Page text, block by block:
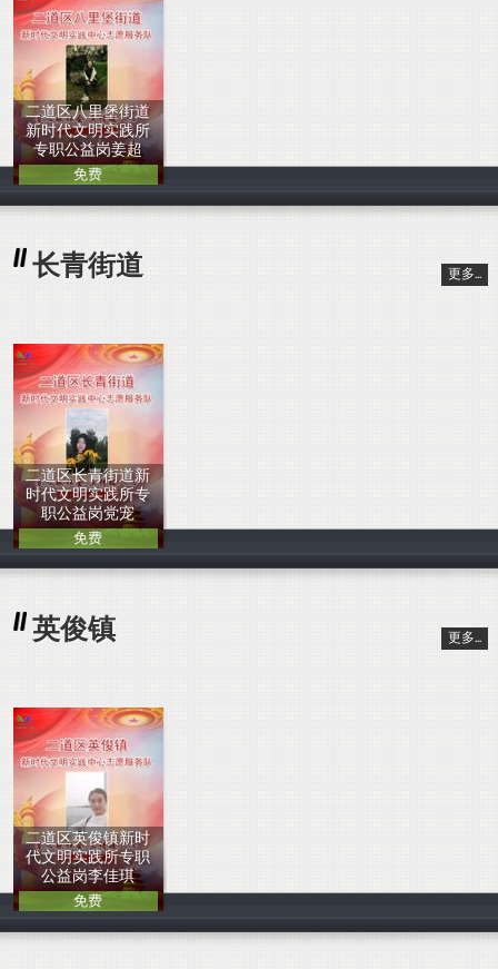
二道区八里堡街道
新时代文明实践所
专职公益岗姜超
免费
长青街道 更多...
二道区长青街道新
时代文明实践所专
职公益岗党宠
中国人
免费
英俊镇 更多...
二道区英俊镇新时
代文明实践所专职
公益岗李佳琪
中国人
免费